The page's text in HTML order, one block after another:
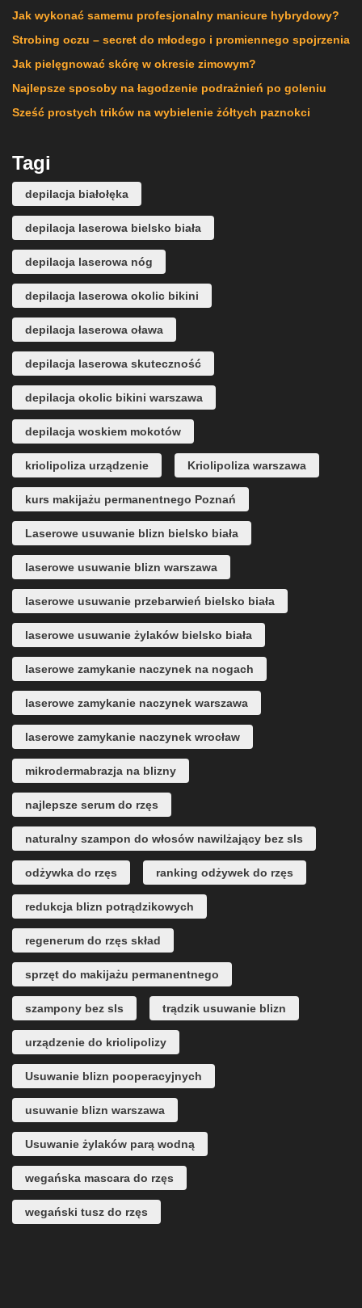
Jak wykonać samemu profesjonalny manicure hybrydowy?
Strobing oczu – secret do młodego i promiennego spojrzenia
Jak pielęgnować skórę w okresie zimowym?
Najlepsze sposoby na łagodzenie podrażnień po goleniu
Sześć prostych trików na wybielenie żółtych paznokci
Tagi
depilacja białołęka
depilacja laserowa bielsko biała
depilacja laserowa nóg
depilacja laserowa okolic bikini
depilacja laserowa oława
depilacja laserowa skuteczność
depilacja okolic bikini warszawa
depilacja woskiem mokotów
kriolipoliza urządzenie Kriolipoliza warszawa
kurs makijażu permanentnego Poznań
Laserowe usuwanie blizn bielsko biała
laserowe usuwanie blizn warszawa
laserowe usuwanie przebarwień bielsko biała
laserowe usuwanie żylaków bielsko biała
laserowe zamykanie naczynek na nogach
laserowe zamykanie naczynek warszawa
laserowe zamykanie naczynek wrocław
mikrodermabrazja na blizny
najlepsze serum do rzęs
naturalny szampon do włosów nawilżający bez sls
odżywka do rzęs ranking odżywek do rzęs
redukcja blizn potrądzikowych
regenerum do rzęs skład
sprzęt do makijażu permanentnego
szampony bez sls trądzik usuwanie blizn
urządzenie do kriolipolizy
Usuwanie blizn pooperacyjnych
usuwanie blizn warszawa
Usuwanie żylaków parą wodną
wegańska mascara do rzęs
wegański tusz do rzęs